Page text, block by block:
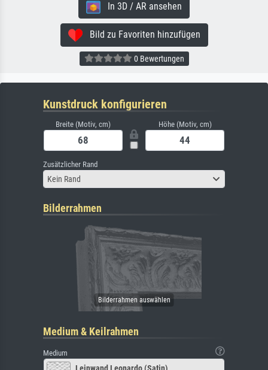
In 3D / AR ansehen
Bild zu Favoriten hinzufügen
0 Bewertungen
Kunstdruck konfigurieren
Breite (Motiv, cm) Höhe (Motiv, cm)
Zusätzlicher Rand
Kein Rand
Bilderrahmen
Medium & Keilrahmen
Medium